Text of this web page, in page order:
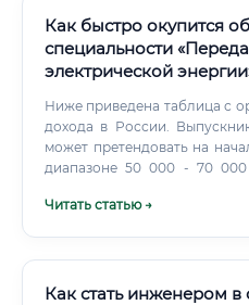
Как быстро окупится
специальности
электрической
Ниже приведена таблица с
дохода в России.
может претендовать на
диапазоне 50 000 - 70 000
Читать статью →
Как стать инженером